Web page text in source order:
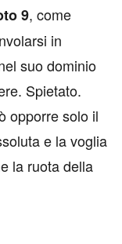
9, come
in
suo dominio
Spietato.
opporre solo il
e la voglia
la ruota della